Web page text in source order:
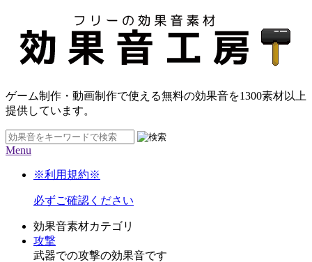
ゲーム制作・動画制作で使える無料の効果音を1300素材以上
提供しています。
Menu
※利用規約※
必ずご確認ください
効果音素材カテゴリ
攻撃
武器での攻撃の効果音です